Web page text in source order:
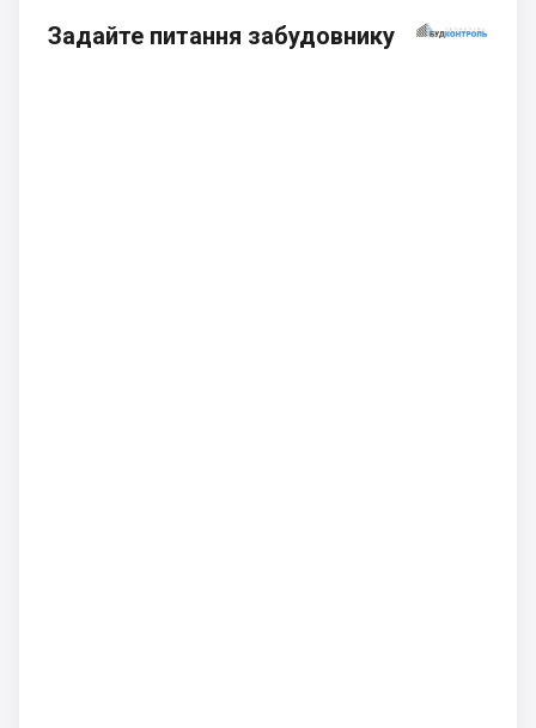
Задайте питання забудовнику